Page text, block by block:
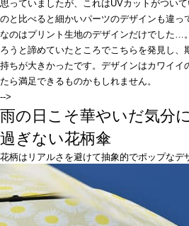
思っていましたが、これはUVカットがつい
のと比べると細かいパーツのデザインも違っ
なのはプリント生地のデザインだけでした…
ろうと諦めていたところでこちらを発見し、
持ちが大きかったです。デザインはカワイイ
たら満足できるものかもしれません。
-->
雨の日こそ華やいだ気分
過ぎない花柄傘
花柄はリアルさを避けて抽象的でポップなデ